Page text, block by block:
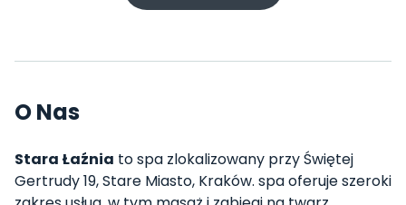
O Nas
Stara Łaźnia to spa zlokalizowany przy Świętej
Gertrudy 19, Stare Miasto, Kraków. spa oferuje szeroki